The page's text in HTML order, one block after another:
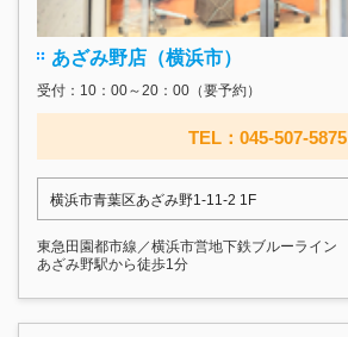
あざみ野店（横浜市）
受付：10：00～20：00（要予約）
TEL：045-507-5875
横浜市青葉区あざみ野1-11-2 1F
東急田園都市線／横浜市営地下鉄ブルーライン
あざみ野駅から徒歩1分